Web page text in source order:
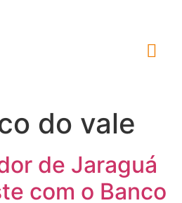
do vale
de Jaraguá
com o Banco